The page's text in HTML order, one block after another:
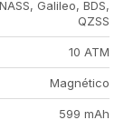
Galileo, BDS,
QZSS
10 ATM
Magnético
599 mAh